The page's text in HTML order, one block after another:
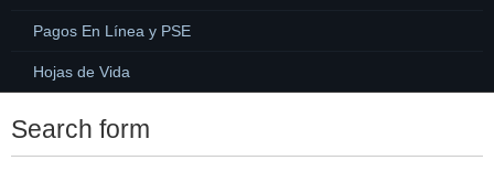
Pagos En Línea y PSE
Hojas de Vida
Search form